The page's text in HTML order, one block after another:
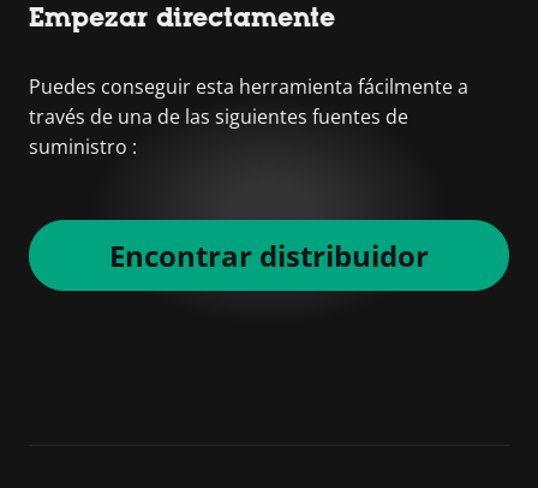
Empezar directamente
Puedes conseguir esta herramienta fácilmente a
través de una de las siguientes fuentes de
suministro :
Encontrar distribuidor